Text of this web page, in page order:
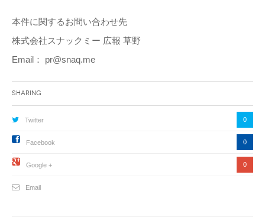
本件に関するお問い合わせ先
株式会社スナックミー 広報 草野
Email： pr@snaq.me
Sharing
Twitter 0
Facebook 0
Google + 0
Email